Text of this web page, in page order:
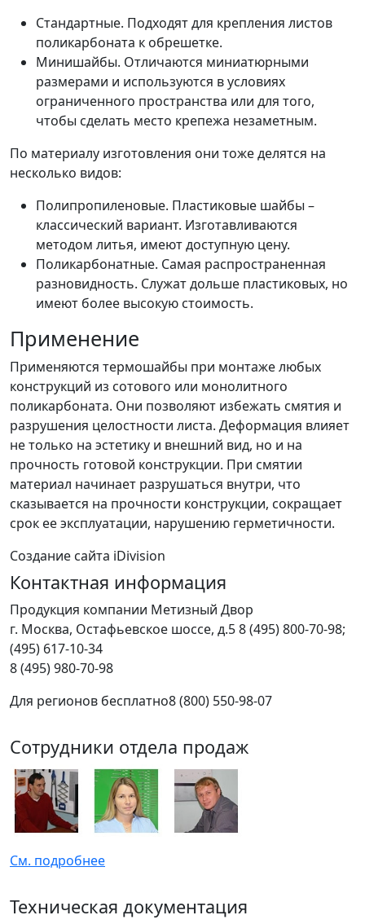
Стандартные. Подходят для крепления листов
поликарбоната к обрешетке.
Минишайбы. Отличаются миниатюрными
размерами и используются в условиях
ограниченного пространства или для того,
чтобы сделать место крепежа незаметным.
По материалу изготовления они тоже делятся на
несколько видов:
Полипропиленовые. Пластиковые шайбы –
классический вариант. Изготавливаются
методом литья, имеют доступную цену.
Поликарбонатные. Самая распространенная
разновидность. Служат дольше пластиковых, но
имеют более высокую стоимость.
Применение
Применяются термошайбы при монтаже любых
конструкций из сотового или монолитного
поликарбоната. Они позволяют избежать смятия и
разрушения целостности листа. Деформация влияет
не только на эстетику и внешний вид, но и на
прочность готовой конструкции. При смятии
материал начинает разрушаться внутри, что
сказывается на прочности конструкции, сокращает
срок ее эксплуатации, нарушению герметичности.
Создание сайта iDivision
Контактная информация
Продукция компании Метизный Двор
г. Москва, Остафьевское шоссе, д.58 (495) 800-70-98;
(495) 617-10-34
8 (495) 980-70-98
Для регионов бесплатно8 (800) 550-98-07
Сотрудники отдела продаж
См. подробнее
Техническая документация